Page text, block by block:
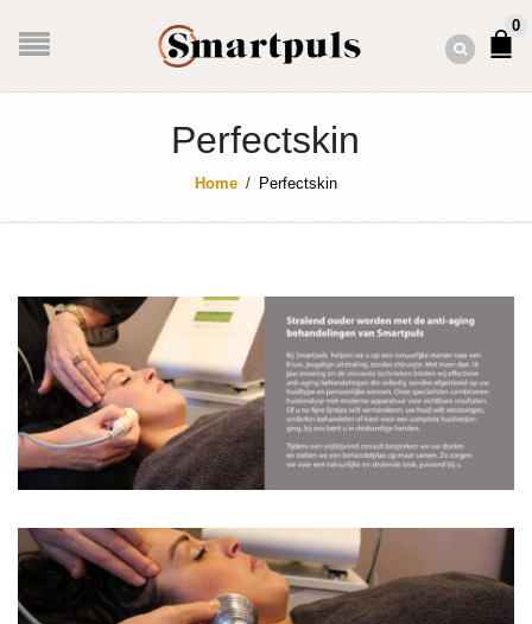
0
Perfectskin
Home / Perfectskin